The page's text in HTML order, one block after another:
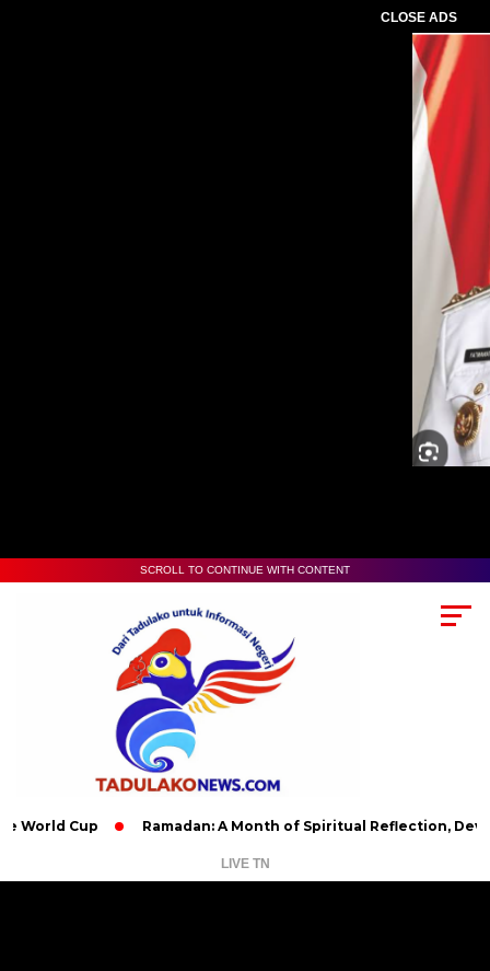
CLOSE ADS
SCROLL TO CONTINUE WITH CONTENT
Cup Ramadan: A Month of Spiritual Reflection, Devotion,
LIVE TN